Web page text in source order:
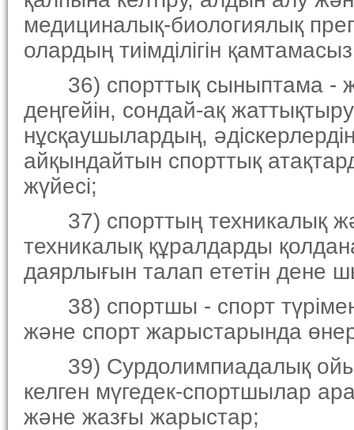
медициналық-биологиялық
олардың тиiмдiлiгiн
36) спорттық сыныптама -
деңгейiн, сондай-ақ
нұсқаушылардың,
айқындайтын спорттық
жүйесi;
37) спорттың техникалық
техникалық құралдарды
даярлығын талап ететiн дене
38) спортшы - спорт
және спорт жарыстарында
39) Сурдолимпиадалық
келген мүгедек-спортшылар
және жазғы жарыстар;